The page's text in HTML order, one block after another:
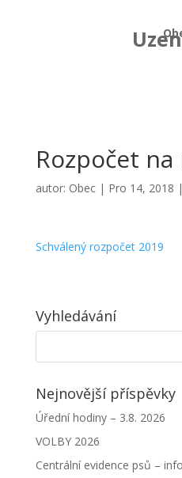
Rozpočet
autor: Obec| Pro 14, 2018 |
Schválený rozpočet 2019
Vyhledávání
Nejnovější příspěvky
Úřední hodiny – 3.8. 2026
VOLBY 2026
Centrální evidence psů –